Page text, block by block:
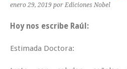
enero 29, 2019 por Ediciones Nobel
Hoy nos escribe Raúl:
Estimada Doctora: